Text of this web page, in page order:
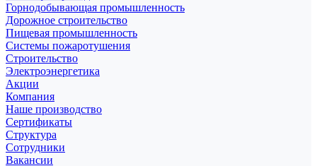
Горнодобывающая промышленность
Дорожное строительство
Пищевая промышленность
Системы пожаротушения
Строительство
Электроэнергетика
Акции
Компания
Наше производство
Сертификаты
Структура
Сотрудники
Вакансии